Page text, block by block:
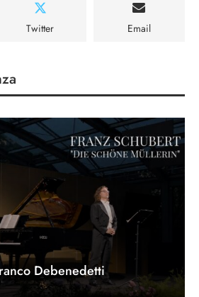
Twitter Email
Debenedetti